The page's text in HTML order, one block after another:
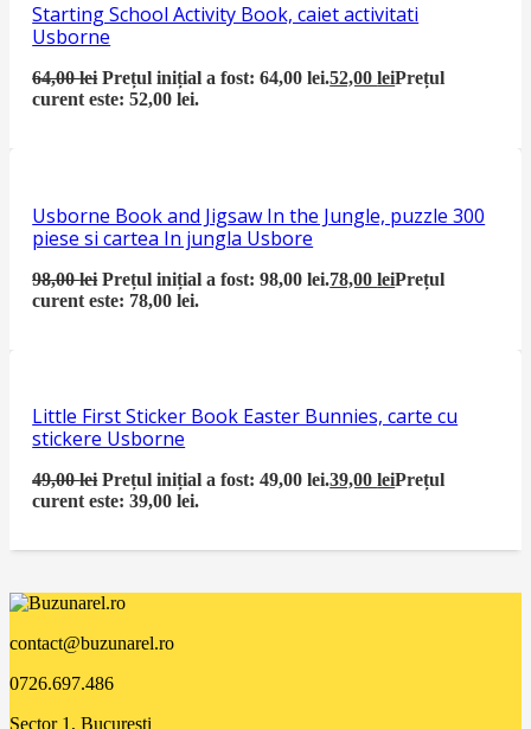
Starting School Activity Book, caiet activitati
Usborne
64,00lei Prețul inițial a fost: 64,00 lei.52,00leiPrețul
curent este: 52,00 lei.
Usborne Book and Jigsaw In the Jungle, puzzle 300
piese si cartea In jungla Usbore
98,00lei Prețul inițial a fost: 98,00 lei.78,00leiPrețul
curent este: 78,00 lei.
Little First Sticker Book Easter Bunnies, carte cu
stickere Usborne
49,00lei Prețul inițial a fost: 49,00 lei.39,00leiPrețul
curent este: 39,00 lei.
contact@buzunarel.ro
0726.697.486
Sector 1, București